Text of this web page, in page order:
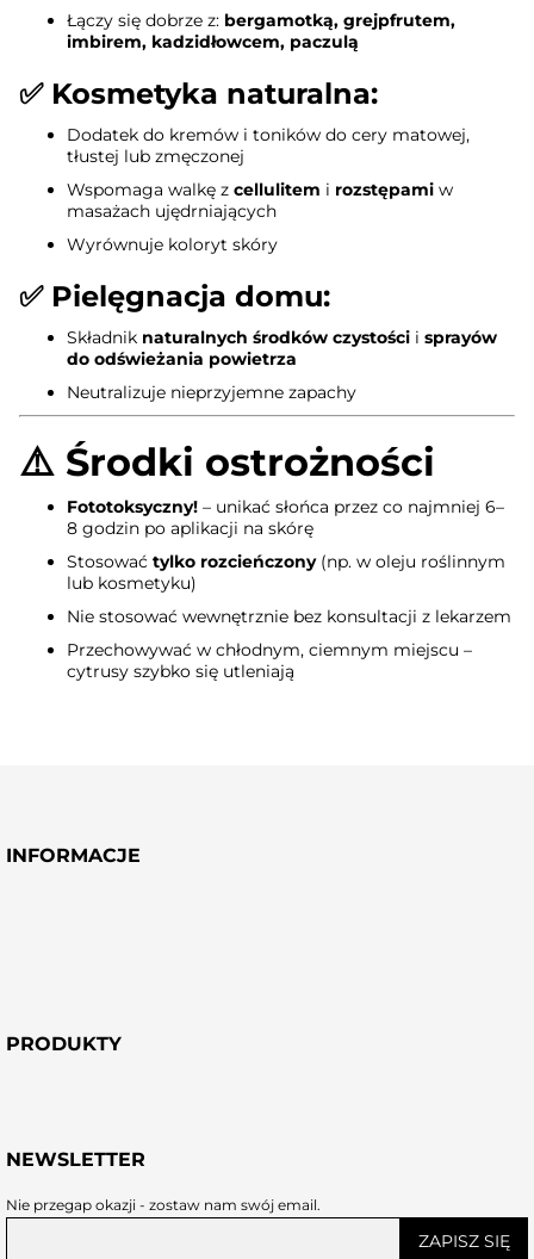
Łączy się dobrze z: bergamotką, grejpfrutem,
imbirem, kadzidłowcem, paczulą
✅ Kosmetyka naturalna:
Dodatek do kremów i toników do cery matowej,
tłustej lub zmęczonej
Wspomaga walkę zcellulitem i rozstępami w
masażach ujędrniających
Wyrównuje koloryt skóry
✅ Pielęgnacja domu:
Składnik naturalnych środków czystości isprayów
do odświeżania powietrza
Neutralizuje nieprzyjemne zapachy
⚠️ Środki ostrożności
Fototoksyczny! – unikać słońca przez co najmniej 6–
8 godzin po aplikacji na skórę
Stosowaćtylko rozcieńczony(np. w oleju roślinnym
lub kosmetyku)
Nie stosować wewnętrznie bez konsultacji z lekarzem
Przechowywać w chłodnym, ciemnym miejscu –
cytrusy szybko się utleniają
INFORMACJE
PRODUKTY
NEWSLETTER
Nie przegap okazji - zostaw nam swój email.
ZAPISZ SIĘ